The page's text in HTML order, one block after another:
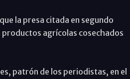
la presa citada en segundo
productos agrícolas cosechados
patrón de los periodistas, en el